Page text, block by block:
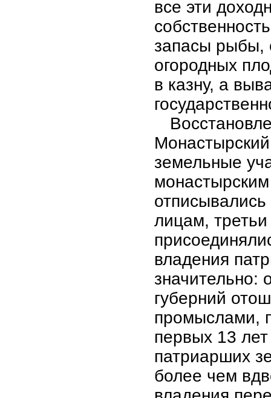
все эти
запасы рыбы,
огородных
в казну, а
земельные
отписывались
лицам,
владения
значительно:
губерний
промыслами,
первых 13
патриарших
более чем